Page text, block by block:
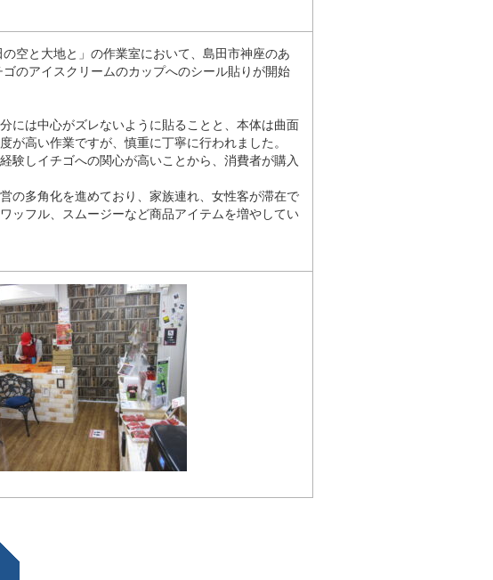
空と大地と」の作業室において、島田市神座のあ
のアイスクリームのカップへのシール貼りが開始
には中心がズレないように貼ることと、本体は曲面
が高い作業ですが、慎重に丁寧に行われました。
験しイチゴへの関心が高いことから、消費者が購入
の多角化を進めており、家族連れ、女性客が滞在で
ッフル、スムージーなど商品アイテムを増やしてい